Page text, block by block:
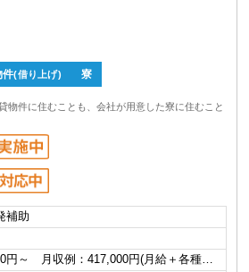
件(借り上げ) 寮
物件に住むことも、会社が用意した寮に住むこと
補助
円～ 月収例：417,000円(月給＋各種…